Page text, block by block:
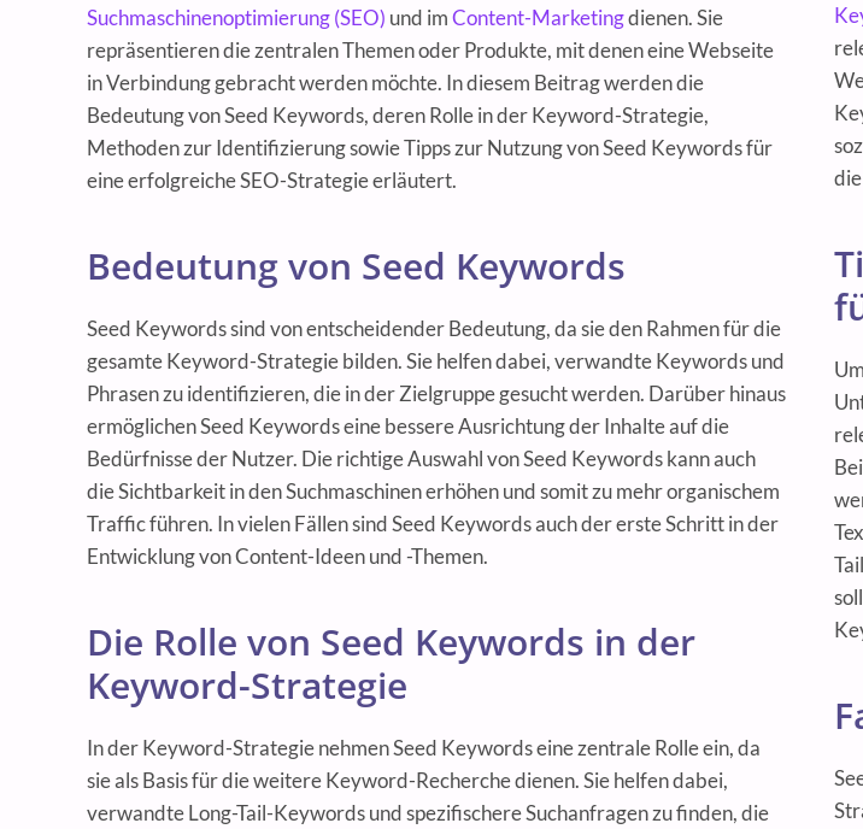
Suchmaschinenoptimierung (SEO) und imContent-Marketingdienen. Sie
repräsentieren die zentralen Themen oder Produkte, mit denen eine Webseite
in Verbindung gebracht werden möchte. In diesem Beitrag werden die
Bedeutung von Seed Keywords, deren Rolle in der Keyword-Strategie,
Methoden zur Identifizierung sowie Tipps zur Nutzung von Seed Keywords für
eine erfolgreiche SEO-Strategie erläutert.
Bedeutung von Seed Keywords
Seed Keywords sind von entscheidender Bedeutung, da sie den Rahmen für die
gesamte Keyword-Strategie bilden. Sie helfen dabei, verwandte Keywords und
Phrasen zu identifizieren, die in der Zielgruppe gesucht werden. Darüber hinaus
ermöglichen Seed Keywords eine bessere Ausrichtung der Inhalte auf die
Bedürfnisse der Nutzer. Die richtige Auswahl von Seed Keywords kann auch
die Sichtbarkeit in den Suchmaschinen erhöhen und somit zu mehr organischem
Traffic führen. In vielen Fällen sind Seed Keywords auch der erste Schritt in der
Entwicklung von Content-Ideen und -Themen.
Die Rolle von Seed Keywords in der
Keyword-Strategie
In der Keyword-Strategie nehmen Seed Keywords eine zentrale Rolle ein, da
sie als Basis für die weitere Keyword-Recherche dienen. Sie helfen dabei,
verwandte Long-Tail-Keywords und spezifischere Suchanfragen zu finden, die